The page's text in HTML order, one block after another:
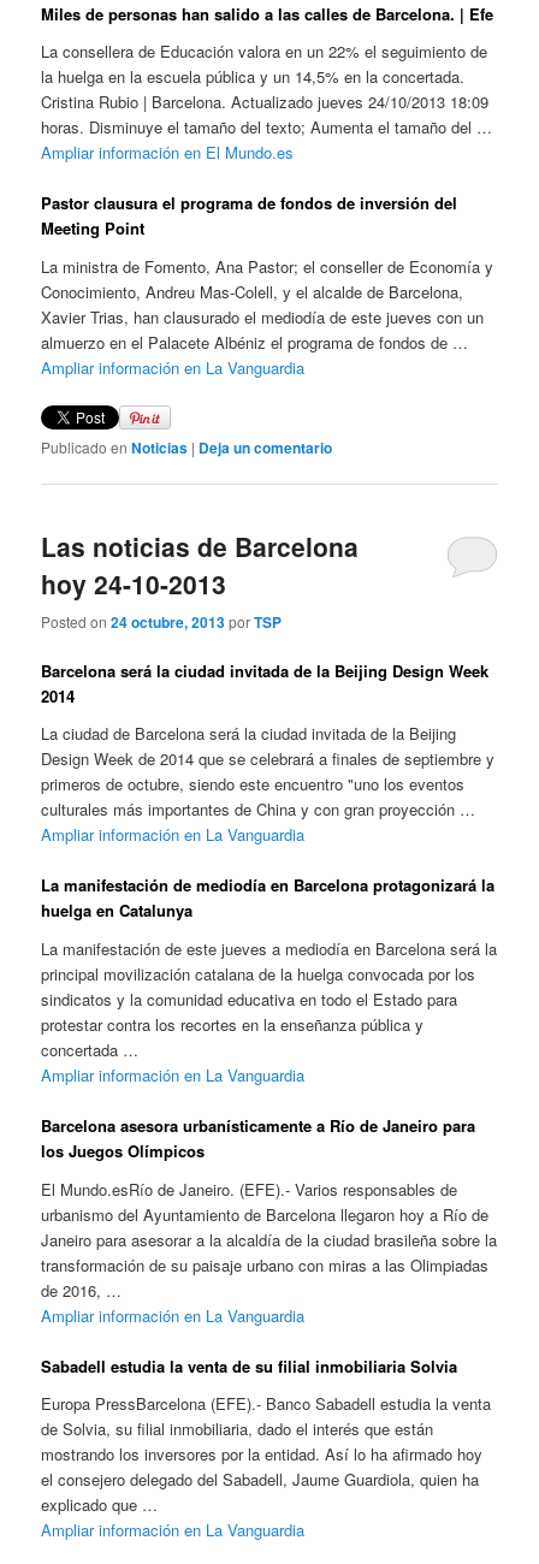
Miles de personas han salido a las calles de Barcelona. | Efe
La consellera de Educación valora en un 22% el seguimiento de
la huelga en la escuela pública y un 14,5% en la concertada.
Cristina Rubio | Barcelona. Actualizado jueves 24/10/2013 18:09
horas. Disminuye el tamaño del texto; Aumenta el tamaño del …
Ampliar información en El Mundo.es
Pastor clausura el programa de fondos de inversión del
Meeting Point
La ministra de Fomento, Ana Pastor; el conseller de Economía y
Conocimiento, Andreu Mas-Colell, y el alcalde de Barcelona,
Xavier Trias, han clausurado el mediodía de este jueves con un
almuerzo en el Palacete Albéniz el programa de fondos de …
Ampliar información en La Vanguardia
Publicado en Noticias | Deja un comentario
Las noticias de Barcelona
hoy 24-10-2013
Posted on24 octubre, 2013porTSP
Barcelona será la ciudad invitada de la Beijing Design Week
2014
La ciudad de Barcelona será la ciudad invitada de la Beijing
Design Week de 2014 que se celebrará a finales de septiembre y
primeros de octubre, siendo este encuentro "uno los eventos
culturales más importantes de China y con gran proyección …
Ampliar información en La Vanguardia
La manifestación de mediodía en Barcelona protagonizará la
huelga en Catalunya
La manifestación de este jueves a mediodía en Barcelona será la
principal movilización catalana de la huelga convocada por los
sindicatos y la comunidad educativa en todo el Estado para
protestar contra los recortes en la enseñanza pública y
concertada …
Ampliar información en La Vanguardia
Barcelona asesora urbanísticamente a Río de Janeiro para
los Juegos Olímpicos
El Mundo.esRío de Janeiro. (EFE).- Varios responsables de
urbanismo del Ayuntamiento de Barcelona llegaron hoy a Río de
Janeiro para asesorar a la alcaldía de la ciudad brasileña sobre la
transformación de su paisaje urbano con miras a las Olimpiadas
de 2016, …
Ampliar información en La Vanguardia
Sabadell estudia la venta de su filial inmobiliaria Solvia
Europa PressBarcelona (EFE).- Banco Sabadell estudia la venta
de Solvia, su filial inmobiliaria, dado el interés que están
mostrando los inversores por la entidad. Así lo ha afirmado hoy
el consejero delegado del Sabadell, Jaume Guardiola, quien ha
explicado que …
Ampliar información en La Vanguardia